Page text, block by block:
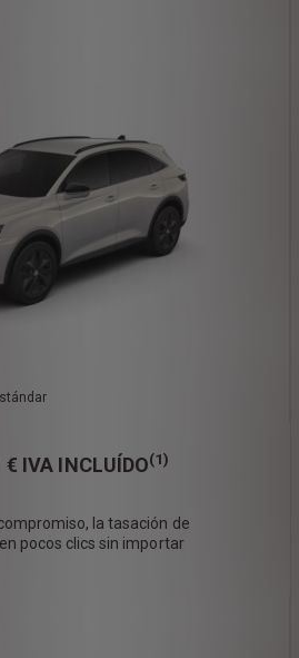
€ IVA INCLUÍDO(1)
la tasación de
pocos clics sin importar